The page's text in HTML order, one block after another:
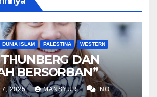
DUNIA ISLAM PALESTINA WESTERN
DAN
BERSORBAN”
7, 2025 MANSYUR NO